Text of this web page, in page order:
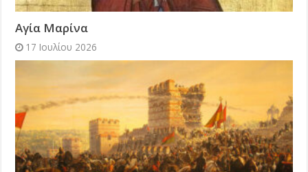
Αγία Μαρίνα
17 Ιουλίου 2026